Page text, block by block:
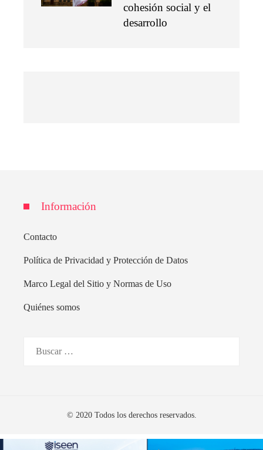
cohesión social y el
desarrollo
Información
Contacto
Política de Privacidad y Protección de Datos
Marco Legal del Sitio y Normas de Uso
Quiénes somos
© 2020 Todos los derechos reservados.